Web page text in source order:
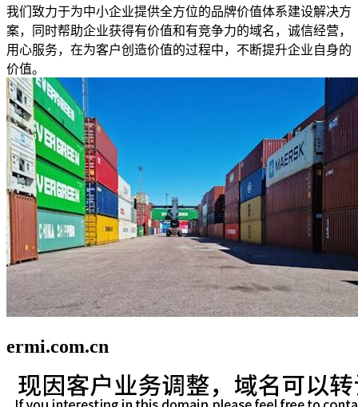
我们致力于为中小企业提供全方位的品牌价值体系建设解决方
案，同时帮助企业获得有价值和有竞争力的域名，诚信经营，
用心服务，在为客户创造价值的过程中，不断提升企业自身的
价值。
ermi.com.cn